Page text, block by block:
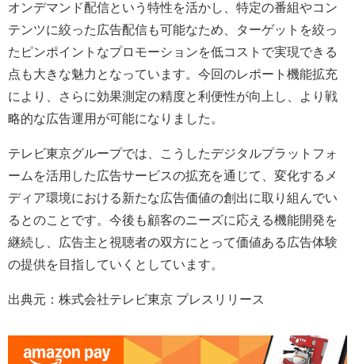
オンデマンド配信という特性を活かし、特定の番組やコン
テンツに絞った広告配信も可能なため、ターゲットを絞っ
たピンポイントなプロモーションを低コストで実現できる
点も大きな魅力となっています。今回のレポート機能拡充
により、さらに効果測定の精度と利便性が向上し、より戦
略的な広告運用が可能になりました。
テレビ東京グループでは、こうしたデジタルプラットフォ
ームを活用した広告サービスの拡充を通じて、変化するメ
ディア環境における新たな広告価値の創出に取り組んでい
るとのことです。今後も顧客のニーズに応える機能開発を
継続し、広告主と視聴者の双方にとって価値ある広告体験
の提供を目指していくとしています。
出典元：株式会社テレビ東京 プレスリリース